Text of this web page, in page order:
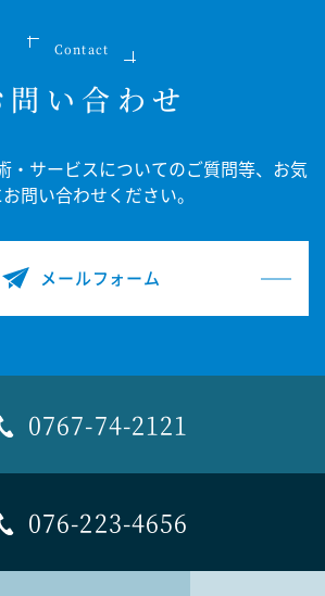
Contact
問い合わせ
・サービスについてのご質問等、
お気
問い合わせください。
メールフォーム
0767-74-2121
076-223-4656